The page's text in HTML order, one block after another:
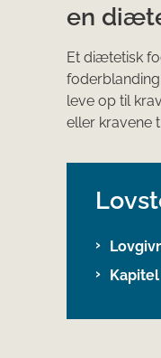
en
Et diætetisk
leve op til
eller kravene